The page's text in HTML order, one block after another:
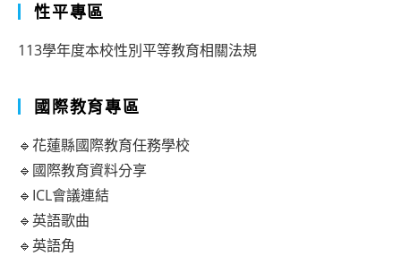
性平專區
113學年度本校性別平等教育相關法規
國際教育專區
🔹花蓮縣國際教育任務學校
🔹國際教育資料分享
🔹ICL會議連結
🔹英語歌曲
🔹英語角